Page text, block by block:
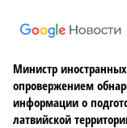
Министр
опровержением
информации о
латвийской